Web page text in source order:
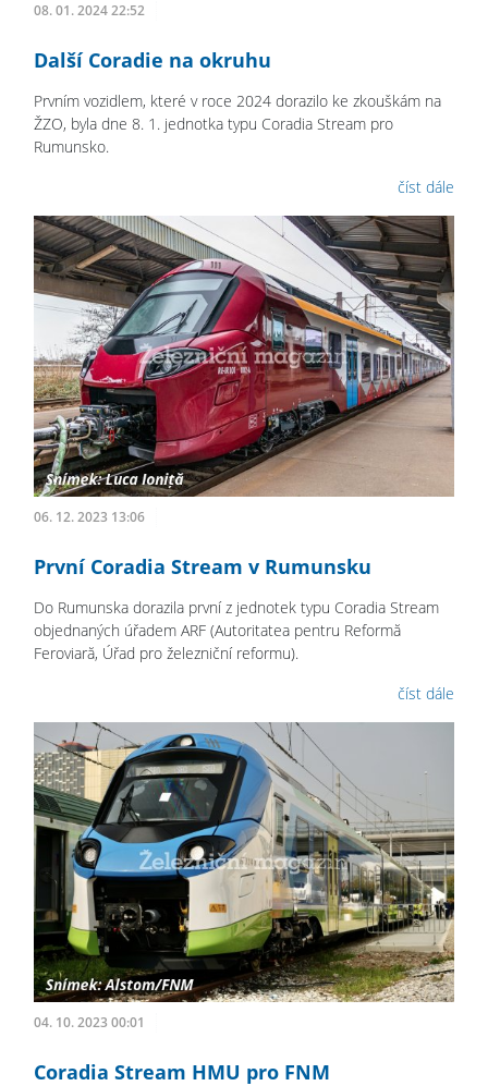
08. 01. 2024 22:52
Další Coradie na okruhu
Prvním vozidlem, které v roce 2024 dorazilo ke zkouškám na
ŽZO, byla dne 8. 1. jednotka typu Coradia Stream pro
Rumunsko.
číst dále
06. 12. 2023 13:06
První Coradia Stream v Rumunsku
Do Rumunska dorazila první z jednotek typu Coradia Stream
objednaných úřadem ARF (Autoritatea pentru Reformă
Feroviară, Úřad pro železniční reformu).
číst dále
04. 10. 2023 00:01
Coradia Stream HMU pro FNM